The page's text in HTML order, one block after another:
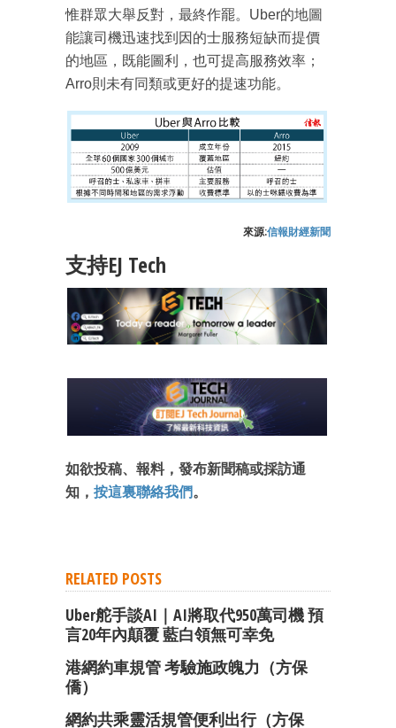
惟群眾大舉反對，最終作罷。Uber的地圖
能讓司機迅速找到因的士服務短缺而提價
的地區，既能圖利，也可提高服務效率；
Arro則未有同類或更好的提速功能。
來源:信報財經新聞
支持EJ Tech
如欲投稿、報料，發布新聞稿或採訪通
知， 按這裏聯絡我們。
RELATED POSTS
Uber舵手談AI｜AI將取代950萬司機 預
言20年內顛覆 藍白領無可幸免
港網約車規管 考驗施政魄力（方保
僑）
網約共乘靈活規管便利出行（方保